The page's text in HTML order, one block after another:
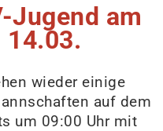
Jugend am
14.03.
wieder einige
auf dem
um 09:00 Uhr mit